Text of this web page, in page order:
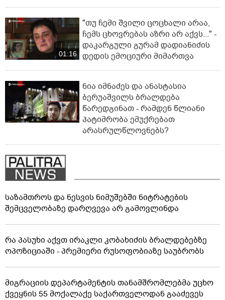
01:16
"თუ ჩემი შვილი ცოცხალი არაა,
ჩემს ცხოვრებას აზრი არ აქვს..." -
დაკარგული გურამ დადიანიძის
დედის ემოციური მიმართვა
ნია იმნაძეს და ანასტასია
ბერუაშვილს ბრალდება
წარედგინათ - რამდენ წლიანი
პატიმრობა ემუქრებათ
არასრულწლოვნებს?
საზამთროს და ნესვის ნიმუშებში ნიტრატების
შემცველობაზე დარღვევა არ გამოვლინდა
რა პასუხი აქვთ ირაკლი კობახიძის ბრალდებებზე
ოპოზიციაში - პრემიერი რუსოფობიაზე საუბრობს
მიგრაციის დეპარტამენტის თანამშრომლებმა უცხო
ქვეყნის 55 მოქალაქე საქართველოდან გააძევეს